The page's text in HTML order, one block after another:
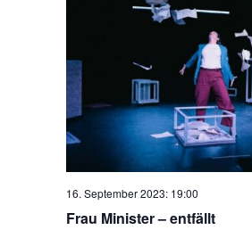
16. September 2023: 19:00
Frau Minister – entfällt